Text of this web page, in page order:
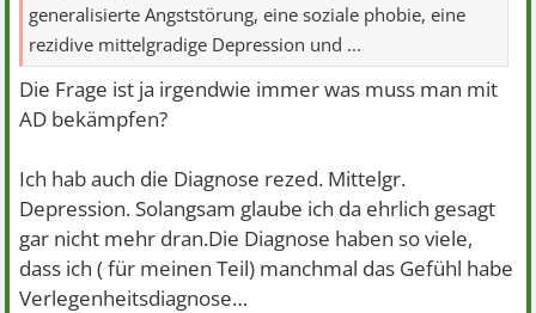
generalisierte Angststörung, eine soziale phobie, eine
rezidive mittelgradige Depression und ...
Die Frage ist ja irgendwie immer was muss man mit
AD bekämpfen?
Ich hab auch die Diagnose rezed. Mittelgr.
Depression. Solangsam glaube ich da ehrlich gesagt
gar nicht mehr dran.Die Diagnose haben so viele,
dass ich ( für meinen Teil) manchmal das Gefühl habe
Verlegenheitsdiagnose…